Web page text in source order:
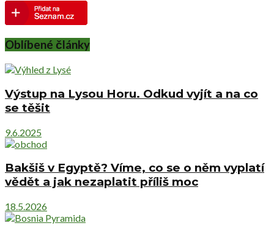
Oblíbené články
Výstup na Lysou Horu. Odkud vyjít a na co
se těšit
9.6.2025
Bakšiš v Egyptě? Víme, co se o něm vyplatí
vědět a jak nezaplatit příliš moc
18.5.2026